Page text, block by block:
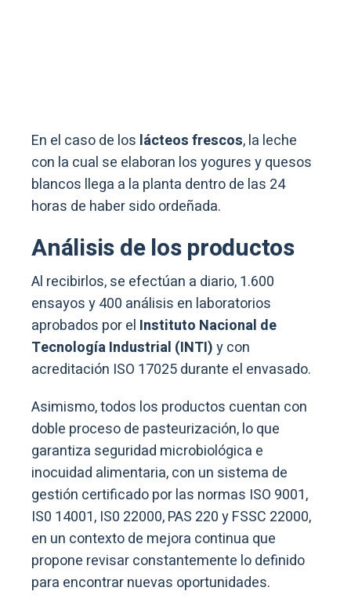
En el caso de los lácteos frescos, la leche
con la cual se elaboran los yogures y quesos
blancos llega a la planta dentro de las 24
horas de haber sido ordeñada.
Análisis de los productos
Al recibirlos, se efectúan a diario, 1.600
ensayos y 400 análisis en laboratorios
aprobados por el Instituto Nacional de
Tecnología Industrial (INTI)y con
acreditación ISO 17025 durante el envasado.
Asimismo, todos los productos cuentan con
doble proceso de pasteurización, lo que
garantiza seguridad microbiológica e
inocuidad alimentaria, con un sistema de
gestión certificado por las normas ISO 9001,
IS0 14001, IS0 22000, PAS 220 y FSSC 22000,
en un contexto de mejora continua que
propone revisar constantemente lo definido
para encontrar nuevas oportunidades.